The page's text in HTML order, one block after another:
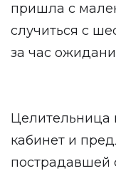
пришла с
случиться с
за час
Целительница
кабинет и
пострадавшей